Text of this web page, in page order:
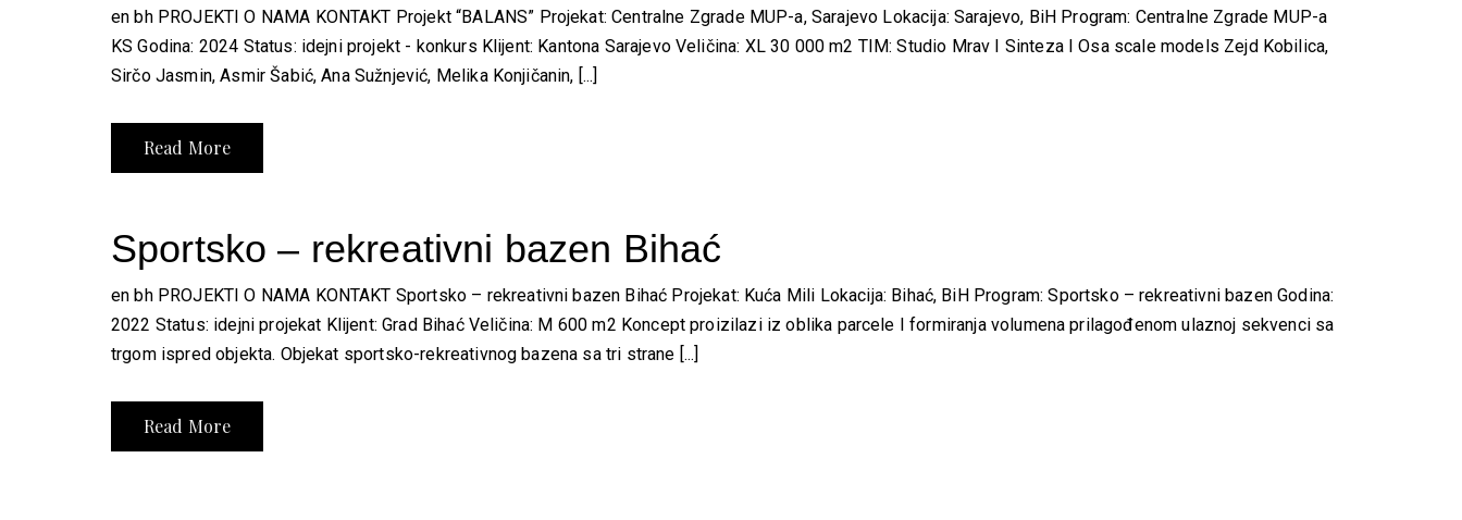
en bh PROJEKTI O NAMA KONTAKT Projekt “BALANS” Projekat: Centralne Zgrade MUP-a, Sarajevo Lokacija: Sarajevo, BiH Program: Centralne Zgrade MUP-a
KS Godina: 2024 Status: idejni projekt - konkurs Klijent: Kantona Sarajevo Veličina: XL 30 000 m2 TIM: Studio Mrav I Sinteza I Osa scale models Zejd Kobilica,
Sirčo Jasmin, Asmir Šabić, Ana Sužnjević, Melika Konjičanin, [...]
Read More
Sportsko – rekreativni bazen Bihać
en bh PROJEKTI O NAMA KONTAKT Sportsko – rekreativni bazen Bihać Projekat: Kuća Mili Lokacija: Bihać, BiH Program: Sportsko – rekreativni bazen Godina:
2022 Status: idejni projekat Klijent: Grad Bihać Veličina: M 600 m2 Koncept proizilazi iz oblika parcele I formiranja volumena prilagođenom ulaznoj sekvenci sa
trgom ispred objekta. Objekat sportsko-rekreativnog bazena sa tri strane [...]
Read More